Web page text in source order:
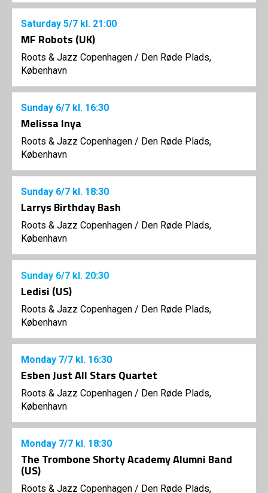
Saturday 5/7 kl. 21:00
MF Robots (UK)
Roots & Jazz Copenhagen / Den Røde Plads,
København
Sunday 6/7 kl. 16:30
Melissa Inya
Roots & Jazz Copenhagen / Den Røde Plads,
København
Sunday 6/7 kl. 18:30
Larrys Birthday Bash
Roots & Jazz Copenhagen / Den Røde Plads,
København
Sunday 6/7 kl. 20:30
Ledisi (US)
Roots & Jazz Copenhagen / Den Røde Plads,
København
Monday 7/7 kl. 16:30
Esben Just All Stars Quartet
Roots & Jazz Copenhagen / Den Røde Plads,
København
Monday 7/7 kl. 18:30
The Trombone Shorty Academy Alumni Band
(US)
Roots & Jazz Copenhagen / Den Røde Plads,